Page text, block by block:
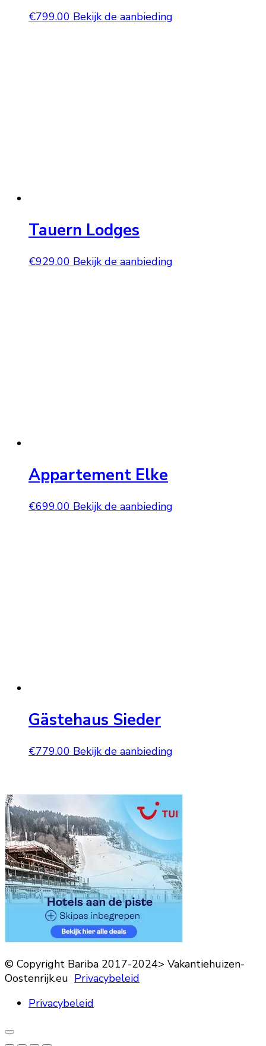
€799.00 Bekijk de aanbieding
Tauern Lodges
€929.00 Bekijk de aanbieding
Appartement Elke
€699.00 Bekijk de aanbieding
Gästehaus Sieder
€779.00 Bekijk de aanbieding
© Copyright Bariba 2017-2024> Vakantiehuizen-
Oostenrijk.eu Privacybeleid
Privacybeleid